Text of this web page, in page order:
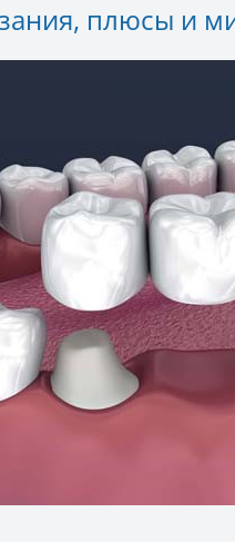
плюсы и